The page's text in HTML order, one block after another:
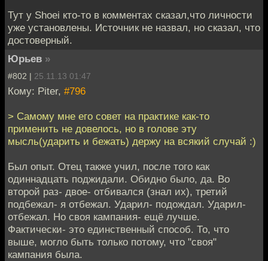
Тут у Shoei кто-то в комментах сказал,что личности
уже установлены. Источник не назвал, но сказал, что
достоверный.
Юрьев »
#802 | 25.11.13 01:47
Кому: Piter, #796
> Самому мне его совет на практике как-то
применить не довелось, но в голове эту
мысль(ударить и бежать) держу на всякий случай :)
Был опыт. Отец также учил, после того как
одиннадцать поджидали. Обидно было, да. Во
второй раз- двое- отбивался (знал их), третий
подбежал- я отбежал. Ударил- подождал. Ударил-
отбежал. Но своя кампания- ещё лучше.
Фактически- это единственный способ. То, что
выше, могло быть только потому, что "своя"
кампания была.